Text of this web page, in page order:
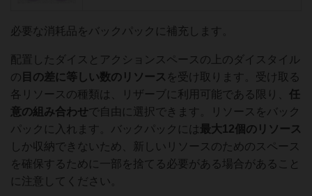
必要な消耗品をバックパックに補充します。
配置したダイスとアクションスペースの上のダイスタイル
の 目の差に等しい数のリソース を受け取ります。受け取る
各リソースの種類は、リザーブに利用可能である限り、 任
意の組み合わせで自由に選択できます。リソースをバック
パックに入れます。バックパックには
最大12個のリソース
しか収納できないため、新しいリソースのためのスペース
を確保するために一部を捨てる必要がある場合があること
に注意してください。